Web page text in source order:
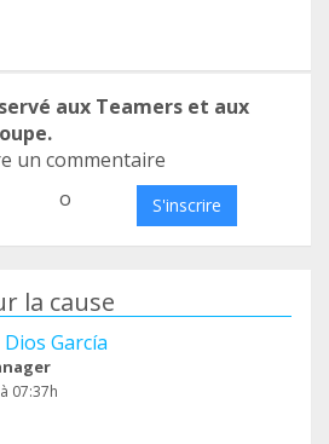
aux Teamers et aux
un commentaire
o S'inscrire
la cause
García
07:37h